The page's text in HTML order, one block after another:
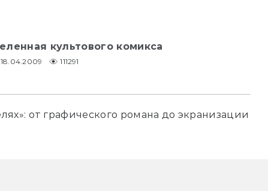
культового комикса
18.04.2009 111291
от графического романа до экранизации